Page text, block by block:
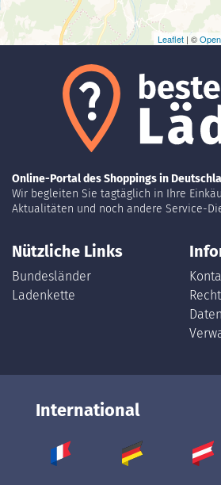
Leaflet | ©
Online-Portal des Shoppings in
Wir begleiten Sie tagtäglich in Ihre
Aktualitäten und noch andere Service-
Nützliche Links
Bundesländer
Ladenkette
International